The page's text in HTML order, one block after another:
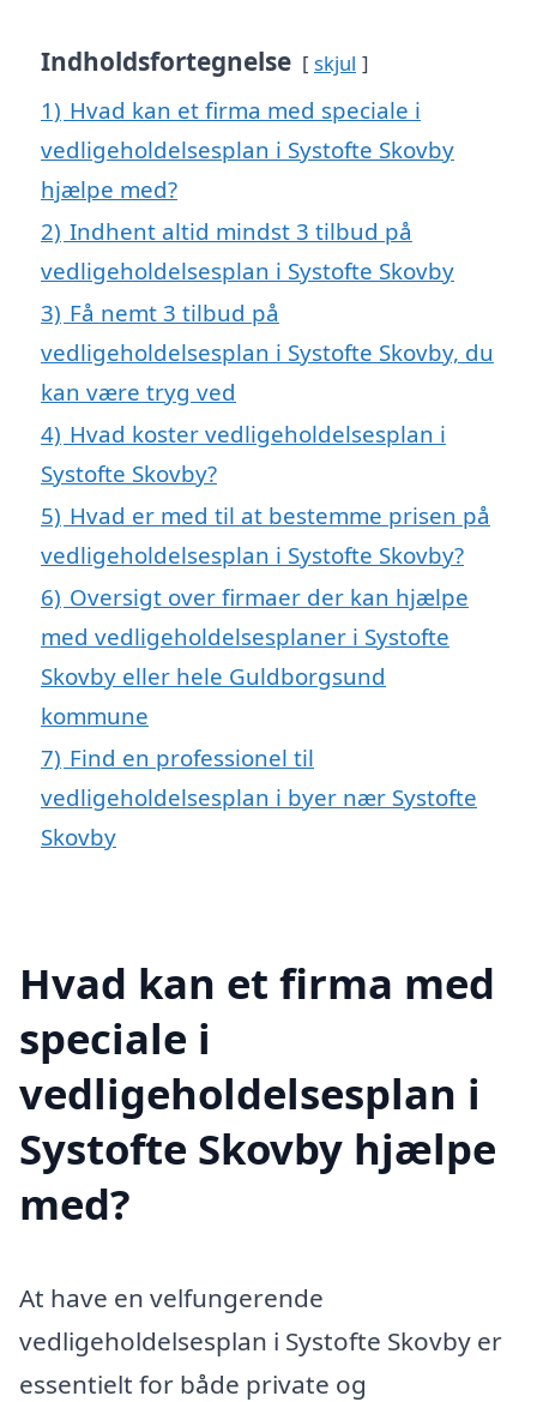
Indholdsfortegnelse skjul
1) Hvad kan et firma med speciale i
vedligeholdelsesplan i Systofte Skovby
hjælpe med?
2) Indhent altid mindst 3 tilbud på
vedligeholdelsesplan i Systofte Skovby
3) Få nemt 3 tilbud på
vedligeholdelsesplan i Systofte Skovby, du
kan være tryg ved
4) Hvad koster vedligeholdelsesplan i
Systofte Skovby?
5) Hvad er med til at bestemme prisen på
vedligeholdelsesplan i Systofte Skovby?
6) Oversigt over firmaer der kan hjælpe
med vedligeholdelsesplaner i Systofte
Skovby eller hele Guldborgsund
kommune
7) Find en professionel til
vedligeholdelsesplan i byer nær Systofte
Skovby
Hvad kan et firma med
speciale i
vedligeholdelsesplan i
Systofte Skovby hjælpe
med?
At have en velfungerende
vedligeholdelsesplan i Systofte Skovby er
essentielt for både private og